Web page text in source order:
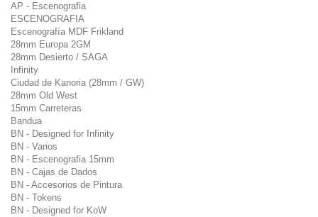
AP - Escenografia
ESCENOGRAFIA
Escenografía MDF Frikland
28mm Europa 2GM
28mm Desierto / SAGA
Infinity
Ciudad de Kanoria (28mm / GW)
28mm Old West
15mm Carreteras
Bandua
BN - Designed for Infinity
BN - Varios
BN - Escenografia 15mm
BN - Cajas de Dados
BN - Accesorios de Pintura
BN - Tokens
BN - Designed for KoW